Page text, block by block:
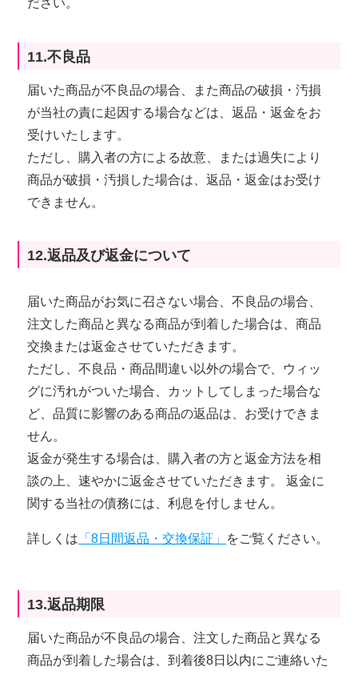
ださい。
11.不良品
届いた商品が不良品の場合、また商品の破損・汚損
が当社の責に起因する場合などは、返品・返金をお
受けいたします。
ただし、購入者の方による故意、または過失により
商品が破損・汚損した場合は、返品・返金はお受け
できません。
12.返品及び返金について
届いた商品がお気に召さない場合、不良品の場合、
注文した商品と異なる商品が到着した場合は、商品
交換または返金させていただきます。
ただし、不良品・商品間違い以外の場合で、ウィッ
グに汚れがついた場合、カットしてしまった場合な
ど、品質に影響のある商品の返品は、お受けできま
せん。
返金が発生する場合は、購入者の方と返金方法を相
談の上、速やかに返金させていただきます。 返金に
関する当社の債務には、利息を付しません。
詳しくは 「8日間返品・交換保証」 をご覧ください。
13.返品期限
届いた商品が不良品の場合、注文した商品と異なる
商品が到着した場合は、到着後8日以内にご連絡いた